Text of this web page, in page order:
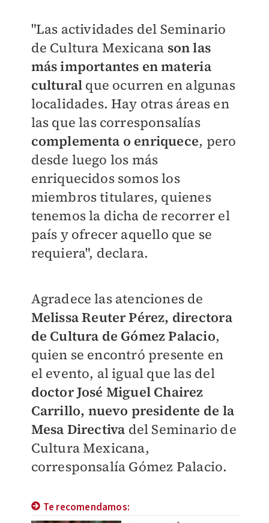
"Las actividades del Seminario
de Cultura Mexicana son las
más importantes en materia
cultural que ocurren en algunas
localidades. Hay otras áreas en
las que las corresponsalías
complementa o enriquece, pero
desde luego los más
enriquecidos somos los
miembros titulares, quienes
tenemos la dicha de recorrer el
país y ofrecer aquello que se
requiera", declara.
Agradece las atenciones de
Melissa Reuter Pérez, directora
de Cultura de Gómez Palacio,
quien se encontró presente en
el evento, al igual que las del
doctor José Miguel Chairez
Carrillo, nuevo presidente de la
Mesa Directiva del Seminario de
Cultura Mexicana,
corresponsalía Gómez Palacio.
Te recomendamos: